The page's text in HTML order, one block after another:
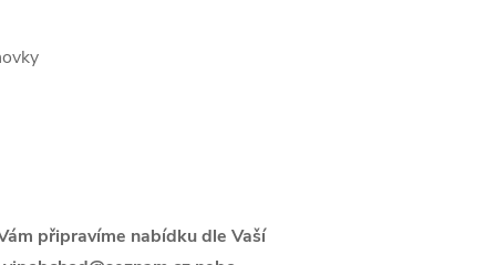
připravíme nabídku dle Vaší